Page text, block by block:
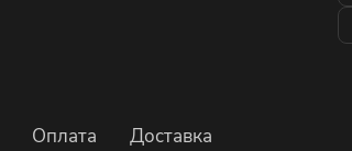
Оплата Доставка